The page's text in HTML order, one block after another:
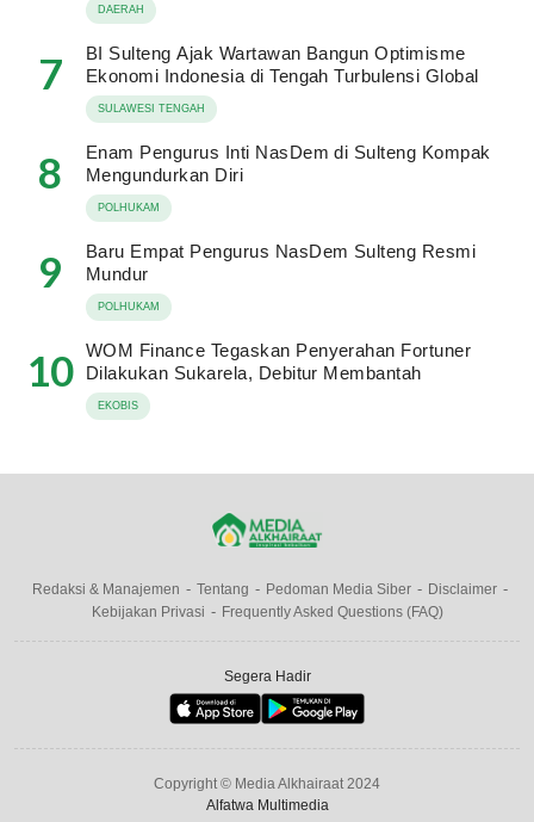
DAERAH
7
BI Sulteng Ajak Wartawan Bangun Optimisme
Ekonomi Indonesia di Tengah Turbulensi Global
SULAWESI TENGAH
8
Enam Pengurus Inti NasDem di Sulteng Kompak
Mengundurkan Diri
POLHUKAM
9
Baru Empat Pengurus NasDem Sulteng Resmi
Mundur
POLHUKAM
10 WOM Finance Tegaskan Penyerahan Fortuner
Dilakukan Sukarela, Debitur Membantah
EKOBIS
Redaksi & Manajemen Tentang Pedoman Media Siber
Disclaimer
Kebijakan Privasi
Frequently Asked Questions (FAQ)
Segera Hadir
Copyright © Media Alkhairaat 2024
Alfatwa Multimedia